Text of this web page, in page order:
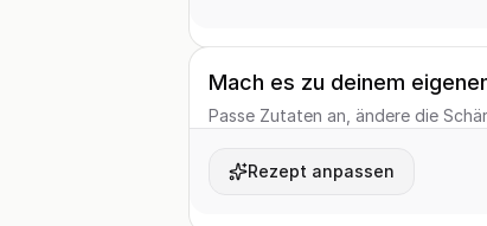
Mach es zu deinem
Passe Zutaten an, ändere die
Rezept anpassen